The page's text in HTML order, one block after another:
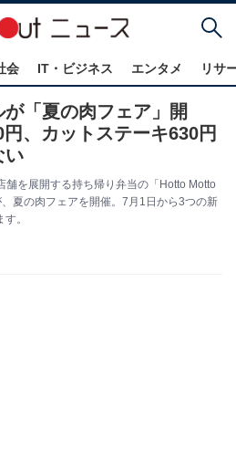
会 IT・ビジネス エンタメ リサ
「夏の肉フェア」開
、カットステーキ630円
い
を展開する持ち帰り弁当の「Hotto Motto
夏の肉フェアを開催。7月1日から3つの新
。